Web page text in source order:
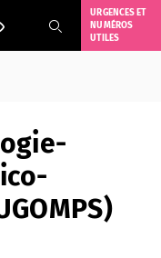
d'accessibilité
URGENCES ET
NUMÉROS
UTILES